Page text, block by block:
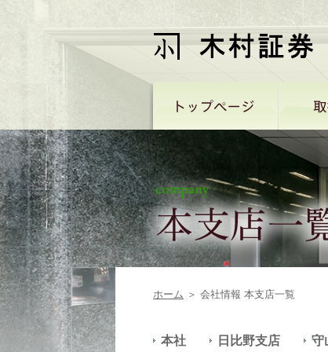
ホーム ＞ 会社情報 本支店一覧
本社 日比野支店 守